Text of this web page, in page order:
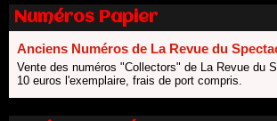
20/06/2026
Le palmarès des prix SACD 2026
18/06/2026
Les 10 lauréats du Fonds Grandes Formes
SACD
Numéros Papier
Anciens Numéros de La Revue du
Vente des numéros "Collectors" de La Revue du
10 euros l'exemplaire, frais de port compris.